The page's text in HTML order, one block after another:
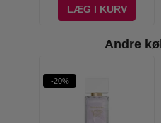
LÆG I KURV
Andre
-20%